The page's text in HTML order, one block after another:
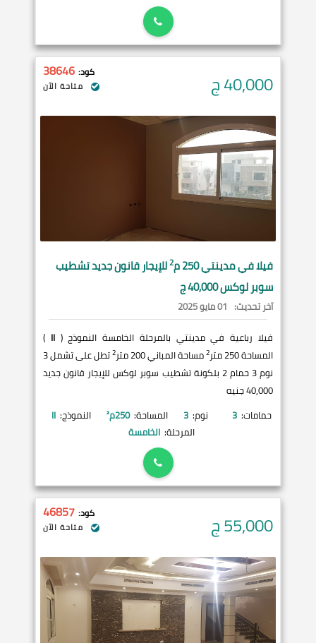
40,000ج كود: 38646
متاحة الآن
فيلا فيمدينتي250 م 2للإيجار قانون جديد تشطيب
سوبر لوكس 40,000 ج
آخر تحديث: 01 مايو 2025
فيلا رباعية في مدينتي بالمرحلة الخامسة النموذج (II
)
المساحة 250 متر
2مساحة المباني 200 متر 2
تطل على تشمل 3
نوم 3 حمام 2 بلكونة تشطيب سوبر لوكس للإيجار قانون جديد
40,000 جنيه
حمامات: 3 نوم: 3 المساحة: 250م² النموذج: II
المرحلة: الخامسة
55,000ج كود: 46857
متاحة الآن